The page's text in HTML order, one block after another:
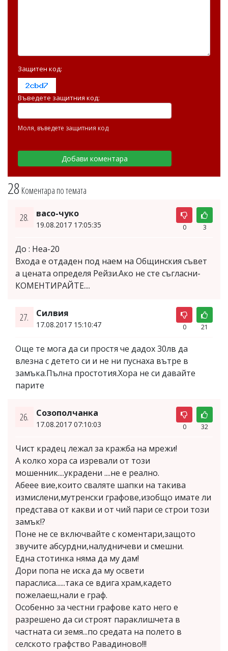
28 Коментара по темата
28. васо-чуко
19.08.2017 17:05:35 0 3
До : Неа-20
Входа е отдаден под наем на Общинския съвет
а цената определя Рейзи.Ако не сте съгласни-
КОМЕНТИРАЙТЕ....
27. Силвия
17.08.2017 15:10:47 0 21
Още те мога да си простя че дадох 30лв да
влезна с детето си и не ни пуснаха вътре в
замъка.Пълна простотия.Хора не си давайте
парите
26. Созополчанка
17.08.2017 07:10:03 0 32
Чист крадец лежал за кражба на мрежи!
А колко хора са изревали от този
мошенник....украдени ....не е реално.
Абеее вие,които сваляте шапки на такива
измислени,мутренски графове,изобщо имате ли
представа от какви и от чий пари се строи този
замък!?
Поне не се включвайте с коментари,защото
звучите абсурдни,налудничеви и смешни.
Една стотинка няма да му дам!
Дори попа не иска да му освети
параслиса......така се вдига храм,кадето
пожелаеш,нали е граф.
Особенно за честни графове като него е
разрешено да си строят параклишчета в
частната си земя...по средата на полето в
селското графство Равадиново!!!
Защитен код:
Въведете защитния код:
Моля, въведете защитния код